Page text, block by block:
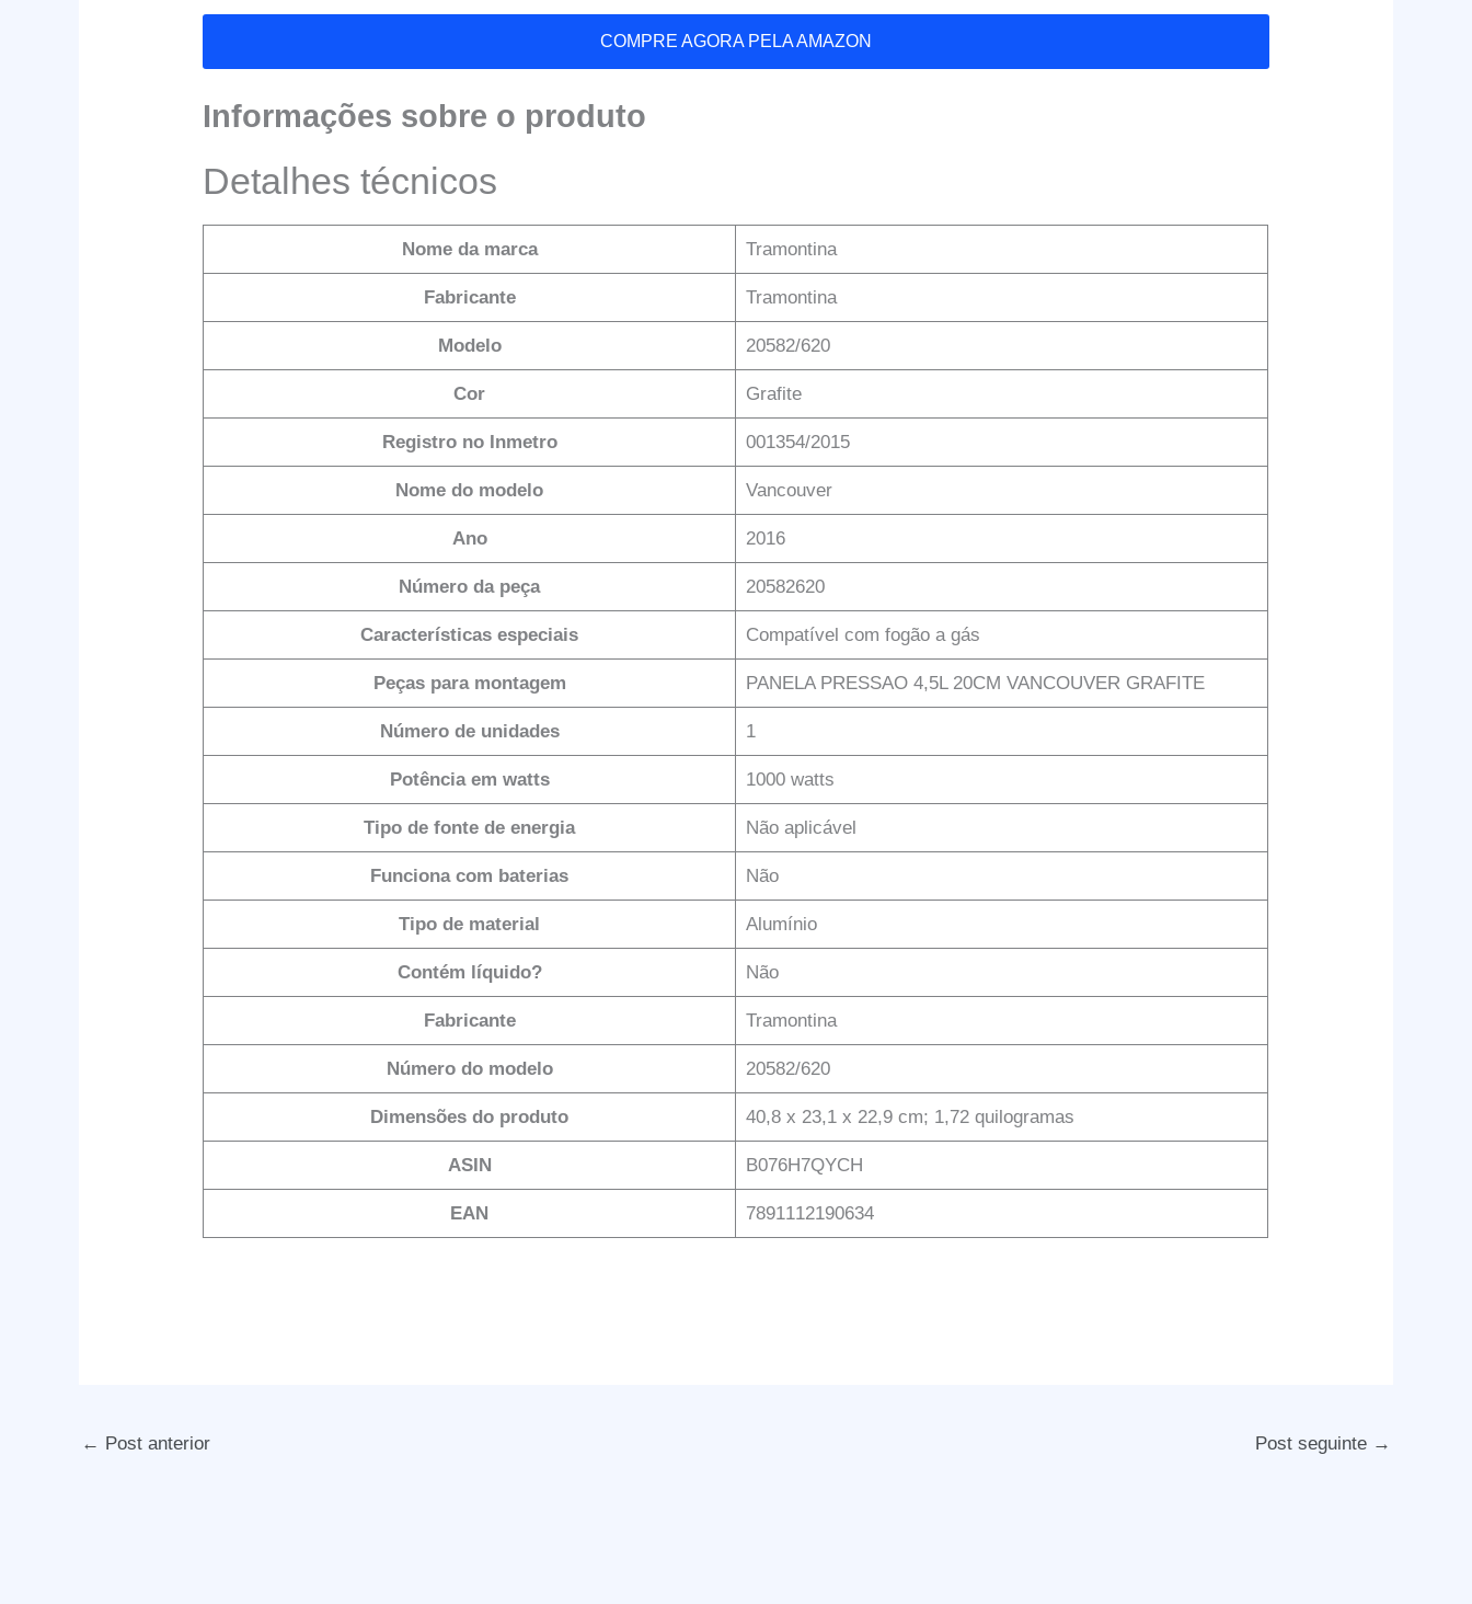
COMPRE AGORA PELA AMAZON
Informações sobre o produto
Detalhes técnicos
Nome da marca ‎Tramontina
Fabricante ‎Tramontina
Modelo ‎20582/620
Cor ‎Grafite
Registro no Inmetro ‎001354/2015
Nome do modelo ‎Vancouver
Ano ‎2016
Número da peça ‎20582620
Características especiais ‎Compatível com fogão a gás
Peças para montagem ‎PANELA PRESSAO 4,5L 20CM VANCOUVER GRAFITE
Número de unidades ‎1
Potência em watts ‎1000 watts
Tipo de fonte de energia ‎Não aplicável
Funciona com baterias ‎Não
Tipo de material ‎Alumínio
Contém líquido? ‎Não
Fabricante ‎Tramontina
Número do modelo ‎20582/620
Dimensões do produto ‎40,8 x 23,1 x 22,9 cm; 1,72 quilogramas
ASIN ‎B076H7QYCH
EAN ‎7891112190634
← Post anterior Post seguinte →